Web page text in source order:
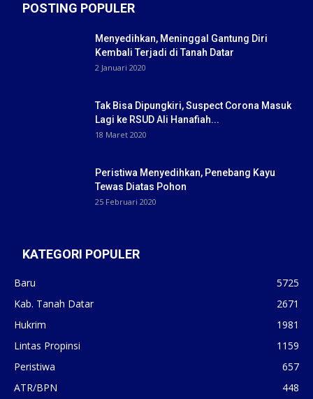
POSTING POPULER
Menyedihkan, Meninggal Gantung Diri
Kembali Terjadi di Tanah Datar
2 Januari 2020
Tak Bisa Dipungkiri, Suspect Corona Masuk
Lagi ke RSUD Ali Hanafiah...
18 Maret 2020
Peristiwa Menyedihkan, Penebang Kayu
Tewas Diatas Pohon
25 Februari 2020
KATEGORI POPULER
Baru
5725
Kab. Tanah Datar
2671
Hukrim
1981
Lintas Propinsi
1159
Peristiwa
657
ATR/BPN
448